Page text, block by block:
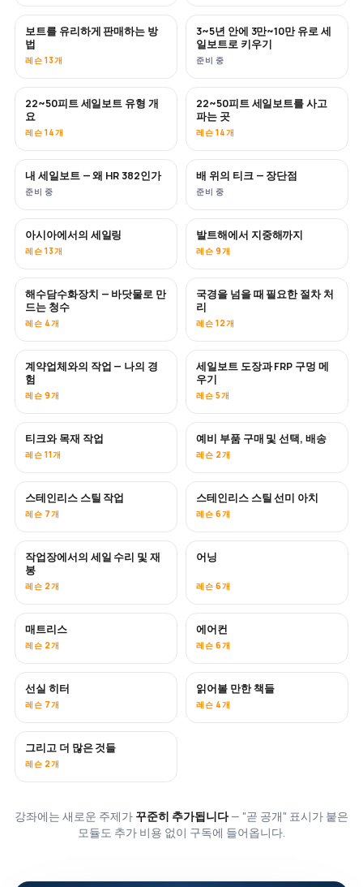
신규
보트를 유리하게 판매하는 방
법
레슨 13개
신규
3~5년 안에 3만~10만 유로 세
일보트로 키우기
준비 중
곧 공개
22~50피트 세일보트 유형 개
요
레슨 14개
곧 공개
22~50피트 세일보트를 사고
파는 곳
레슨 14개
곧 공개
내 세일보트 — 왜 HR 382인가
준비 중
곧 공개
배 위의 티크 — 장단점
준비 중
곧 공개
아시아에서의 세일링
레슨 13개
곧 공개
발트해에서 지중해까지
레슨 9개
곧 공개
해수담수화장치 — 바닷물로 만
드는 청수
레슨 4개
국경을 넘을 때 필요한 절차 처
리
레슨 12개
곧 공개
계약업체와의 작업 — 나의 경
험
레슨 9개
곧 공개
세일보트 도장과 FRP 구멍 메
우기
레슨 5개
티크와 목재 작업
레슨 11개
곧 공개
예비 부품 구매 및 선택, 배송
레슨 2개
곧 공개
스테인리스 스틸 작업
레슨 7개
스테인리스 스틸 선미 아치
레슨 6개
곧 공개
작업장에서의 세일 수리 및 재
봉
레슨 2개
어닝
레슨 6개
매트리스
레슨 2개
곧 공개
에어컨
레슨 6개
곧 공개
선실 히터
레슨 7개
곧 공개
읽어볼 만한 책들
레슨 4개
곧 공개
그리고 더 많은 것들
레슨 2개
강좌에는 새로운 주제가 꾸준히 추가됩니다— "곧 공개" 표시가 붙은
모듈도 추가 비용 없이 구독에 들어옵니다.